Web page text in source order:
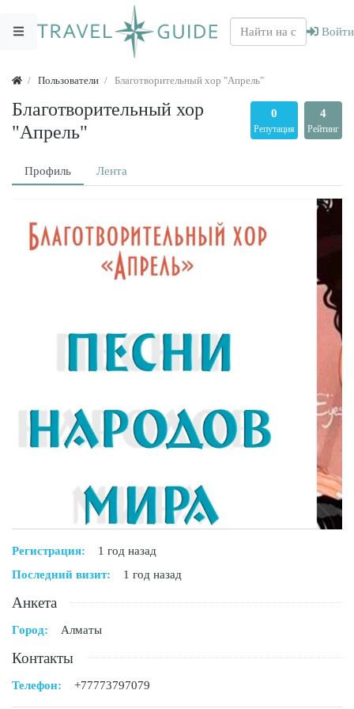
Войти
Пользователи Благотворительный хор "Апрель"
Благотворительный хор
"Апрель"
0
Репутация
4
Рейтинг
Профиль Лента
Регистрация:
1 год назад
Последний визит:
1 год назад
Анкета
Город: Алматы
Контакты
Телефон: +77773797079